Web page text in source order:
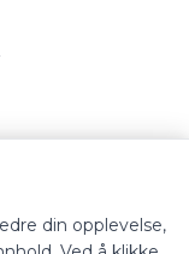
din opplevelse,